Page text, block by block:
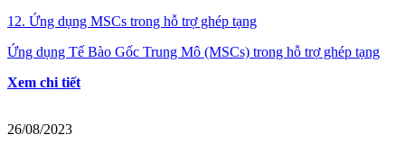
12. Ứng dụng MSCs trong hỗ trợ ghép tạng
Ứng dụng Tế Bào Gốc Trung Mô (MSCs) trong hỗ trợ ghép tạng
Xem chi tiết
26/08/2023